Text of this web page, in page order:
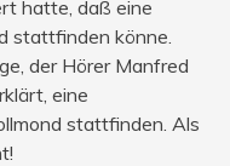
hatte, daß eine
stattfinden könne.
der Hörer Manfred
eine
stattfinden. Als